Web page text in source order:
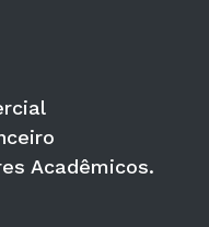
Acadêmicos.